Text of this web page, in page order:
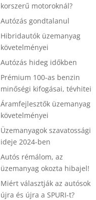
korszerű motoroknál?
Autózás gondtalanul
Hibridautók üzemanyag
követelményei
Autózás hideg időkben
Prémium 100-as benzin
minőségi kifogásai, tévhitei
Áramfejlesztők üzemanyag
követelményei
Üzemanyagok szavatossági
ideje 2024-ben
Autós rémálom, az
üzemanyag okozta hibajel!
Miért választják az autósok
újra és újra a SPURI-t?